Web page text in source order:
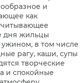
и
как
дня жильцы
в том числе
рагу, каши, супы
творческие
и спокойные